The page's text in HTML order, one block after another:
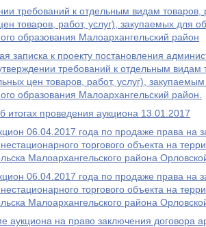
требований к отдельным видам товаров,
товаров, работ, услуг), закупаемых для
образования Малоархангельский район
записка к проекту постановления
требований к отдельным видам
цен товаров, работ, услуг),
образования Малоархангельский район.
итогах проведения аукциона 13.01.2017
06.04.2017 года по продаже права на
торгового объекта на
Малоархангельского района
06.04.2017 года по продаже права на
торгового объекта на
Малоархангельского района
аукциона на право заключения договора